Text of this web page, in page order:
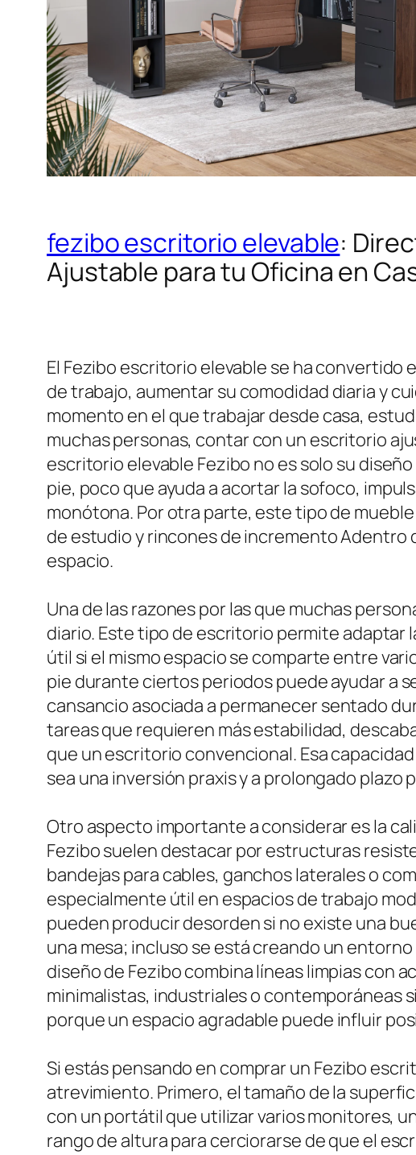
fezibo escritorio elevable:
Ajustable para tu Oficina en
El Fezibo escritorio elevable se ha convertido
de trabajo, aumentar su comodidad diaria y
momento en el que trabajar desde casa,
muchas personas, contar con un escritorio
escritorio elevable Fezibo no es solo su
pie, poco que ayuda a acortar la sofoco,
monótona. Por otra parte, este tipo de
de estudio y rincones de incremento
espacio.
Una de las razones por las que muchas
diario. Este tipo de escritorio permite adaptar
útil si el mismo espacio se comparte entre
pie durante ciertos periodos puede ayudar a
cansancio asociada a permanecer sentado
tareas que requieren más estabilidad,
que un escritorio convencional. Esa
sea una inversión praxis y a prolongado
Otro aspecto importante a considerar es la
Fezibo suelen destacar por estructuras
bandejas para cables, ganchos laterales o
especialmente útil en espacios de trabajo
pueden producir desorden si no existe una
una mesa; incluso se está creando un
diseño de Fezibo combina líneas limpias con
minimalistas, industriales o contemporáneas
porque un espacio agradable puede influir
Si estás pensando en comprar un Fezibo
atrevimiento. Primero, el tamaño de la
con un portátil que utilizar varios monitores,
rango de altura para cerciorarse de que el